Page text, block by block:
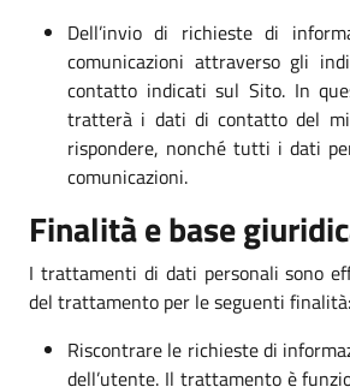
Dell’invio di richieste di
comunicazioni attraverso gli
contatto indicati sul Sito. In
tratterà i dati di contatto del
rispondere, nonché tutti i dati
comunicazioni.
Finalità e base
I trattamenti di dati personali sono
del trattamento per le seguenti finalità:
Riscontrare le richieste di
dell’utente. Il trattamento è